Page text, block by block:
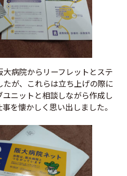
病院からリーフレットとステ
たが、これらは立ち上げの際に
ニットと相談しながら作成し
を懐かしく思い出しました。